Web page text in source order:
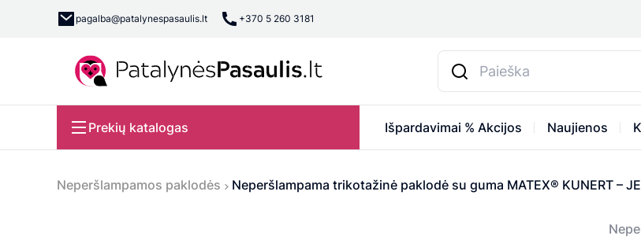
pagalba@patalynespasaulis.lt +370 5 260 3181
Prekių katalogas Išpardavimai % Akcijos Naujienos
Neperšlampamos paklodės Neperšlampama trikotažinė paklodė su guma MATEX® KUNERT –